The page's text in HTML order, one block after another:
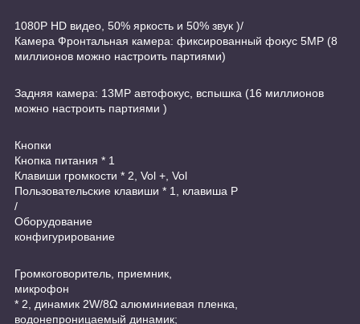
1080P HD видео, 50% яркость и 50% звук )/
Камера Фронтальная камера: фиксированный фокус 5MP (8
миллионов можно настроить партиями)
Задняя камера: 13MP автофокус, вспышка (16 миллионов
можно настроить партиями )
Кнопки
Кнопка питания * 1
Клавиши громкости * 2, Vol +, Vol
Пользовательские клавиши * 1, клавиша P
/
Оборудование
конфигурирование
Громкоговоритель, приемник,
микрофон
* 2, динамик 2W/8Ω алюминиевая пленка,
водонепроницаемый динамик;